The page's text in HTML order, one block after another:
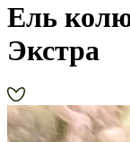
Ель
Экстра